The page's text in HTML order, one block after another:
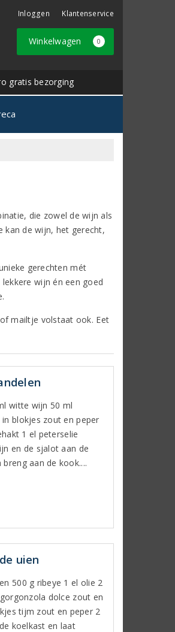
Inloggen Klantenservice
Winkelwagen 0
gratis bezorging
die zowel de wijn als
kan de wijn, het gerecht,
gerechten mét
wijn én een goed
mailtje volstaat ook. Eet
witte wijn 50 ml
blokjes zout en peper
1 el peterselie
en de sjalot aan de
aan de kook....
uien
500 g ribeye 1 el olie 2
dolce zout en
tijm zout en peper 2
koelkast en laat